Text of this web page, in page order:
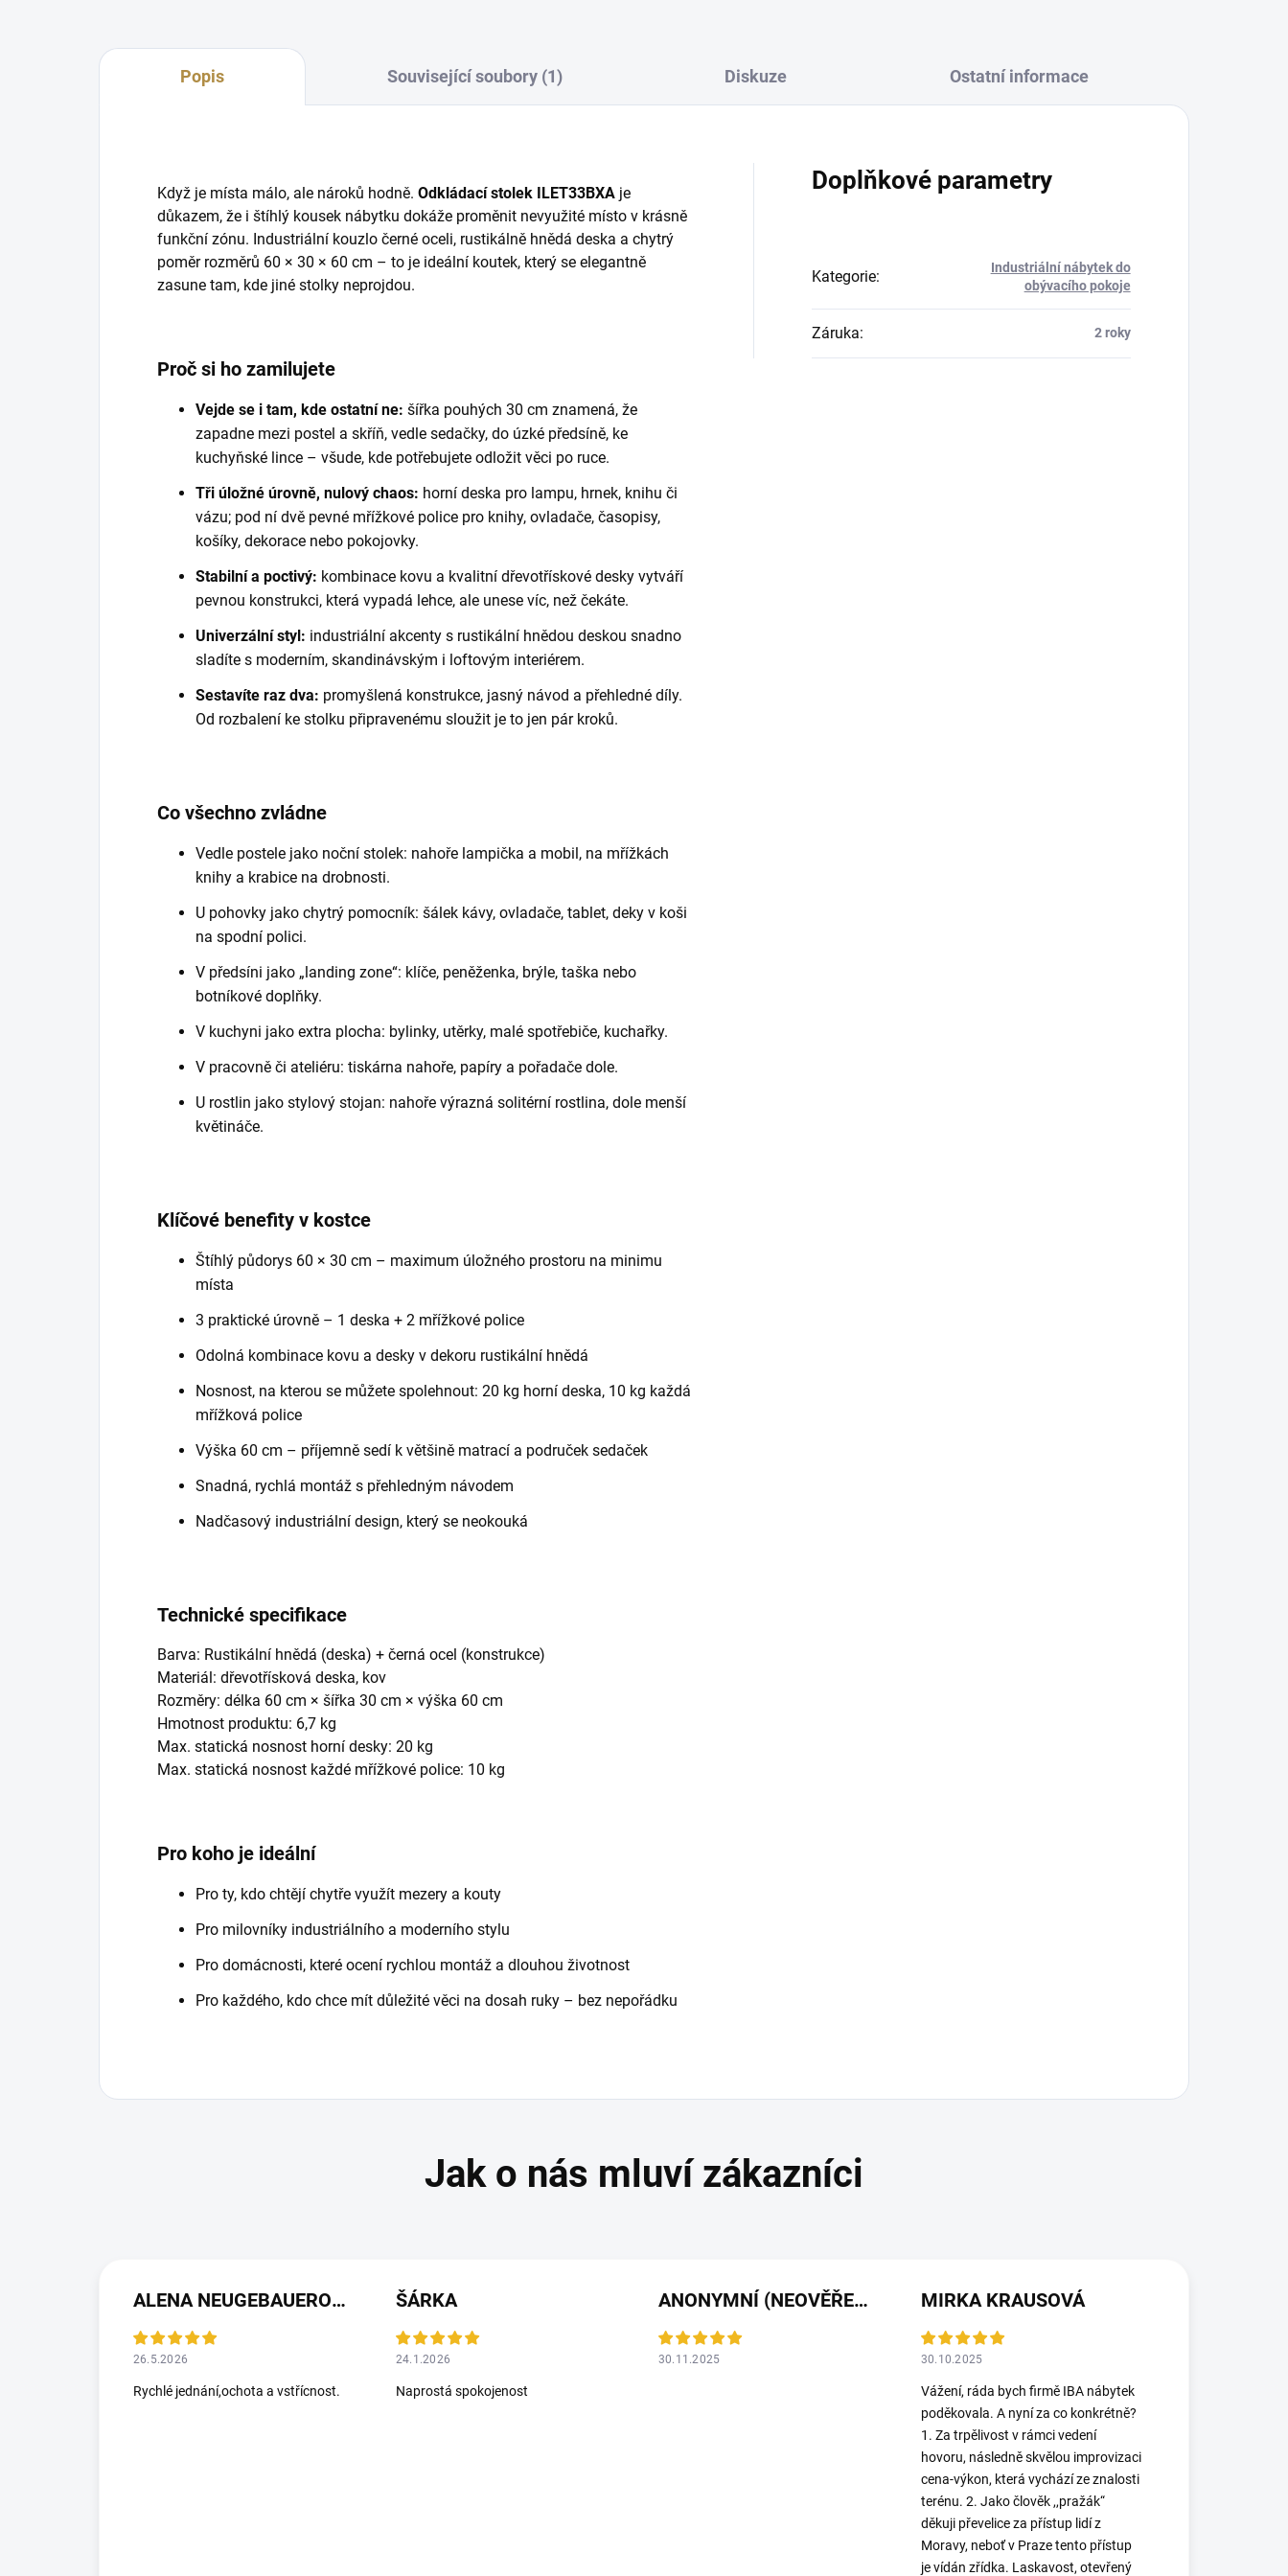
Popis Související soubory (1) Diskuze Ostatní informace
Když je místa málo, ale nároků hodně. Odkládací stolek ILET33BXA je
důkazem, že i štíhlý kousek nábytku dokáže proměnit nevyužité místo v krásně
funkční zónu. Industriální kouzlo černé oceli, rustikálně hnědá deska a chytrý
poměr rozměrů 60 × 30 × 60 cm – to je ideální koutek, který se elegantně
zasune tam, kde jiné stolky neprojdou.
Proč si ho zamilujete
Vejde se i tam, kde ostatní ne: šířka pouhých 30 cm znamená, že
zapadne mezi postel a skříň, vedle sedačky, do úzké předsíně, ke
kuchyňské lince – všude, kde potřebujete odložit věci po ruce.
Tři úložné úrovně, nulový chaos: horní deska pro lampu, hrnek, knihu či
vázu; pod ní dvě pevné mřížkové police pro knihy, ovladače, časopisy,
košíky, dekorace nebo pokojovky.
Stabilní a poctivý: kombinace kovu a kvalitní dřevotřískové desky vytváří
pevnou konstrukci, která vypadá lehce, ale unese víc, než čekáte.
Univerzální styl: industriální akcenty s rustikální hnědou deskou snadno
sladíte s moderním, skandinávským i loftovým interiérem.
Sestavíte raz dva: promyšlená konstrukce, jasný návod a přehledné díly.
Od rozbalení ke stolku připravenému sloužit je to jen pár kroků.
Co všechno zvládne
Vedle postele jako noční stolek: nahoře lampička a mobil, na mřížkách
knihy a krabice na drobnosti.
U pohovky jako chytrý pomocník: šálek kávy, ovladače, tablet, deky v koši
na spodní polici.
V předsíni jako „landing zone“: klíče, peněženka, brýle, taška nebo
botníkové doplňky.
V kuchyni jako extra plocha: bylinky, utěrky, malé spotřebiče, kuchařky.
V pracovně či ateliéru: tiskárna nahoře, papíry a pořadače dole.
U rostlin jako stylový stojan: nahoře výrazná solitérní rostlina, dole menší
květináče.
Klíčové benefity v kostce
Štíhlý půdorys 60 × 30 cm – maximum úložného prostoru na minimu
místa
3 praktické úrovně – 1 deska + 2 mřížkové police
Odolná kombinace kovu a desky v dekoru rustikální hnědá
Nosnost, na kterou se můžete spolehnout: 20 kg horní deska, 10 kg každá
mřížková police
Výška 60 cm – příjemně sedí k většině matrací a područek sedaček
Snadná, rychlá montáž s přehledným návodem
Nadčasový industriální design, který se neokouká
Technické specifikace
Barva: Rustikální hnědá (deska) + černá ocel (konstrukce)
Materiál: dřevotřísková deska, kov
Rozměry: délka 60 cm × šířka 30 cm × výška 60 cm
Hmotnost produktu: 6,7 kg
Max. statická nosnost horní desky: 20 kg
Max. statická nosnost každé mřížkové police: 10 kg
Pro koho je ideální
Pro ty, kdo chtějí chytře využít mezery a kouty
Pro milovníky industriálního a moderního stylu
Pro domácnosti, které ocení rychlou montáž a dlouhou životnost
Pro každého, kdo chce mít důležité věci na dosah ruky – bez nepořádku
Doplňkové parametry
Kategorie:
Industriální nábytek do
obývacího pokoje
Záruka: 2 roky
ALENA NEUGEBAUEROVÁ
26.5.2026
Rychlé jednání,ochota a vstřícnost.
ŠÁRKA
24.1.2026
Naprostá spokojenost
ANONYMNÍ (NEOVĚŘENÁ RECENZE)
30.11.2025
MIRKA KRAUSOVÁ
30.10.2025
Vážení, ráda bych firmě IBA nábytek
poděkovala. A nyní za co konkrétně?
1. Za trpělivost v rámci vedení
hovoru, následně skvělou improvizaci
cena-výkon, která vychází ze znalosti
terénu. 2. Jako člověk ,,pražák“
děkuji převelice za přístup lidí z
Moravy, neboť v Praze tento přístup
je vídán zřídka. Laskavost, otevřený